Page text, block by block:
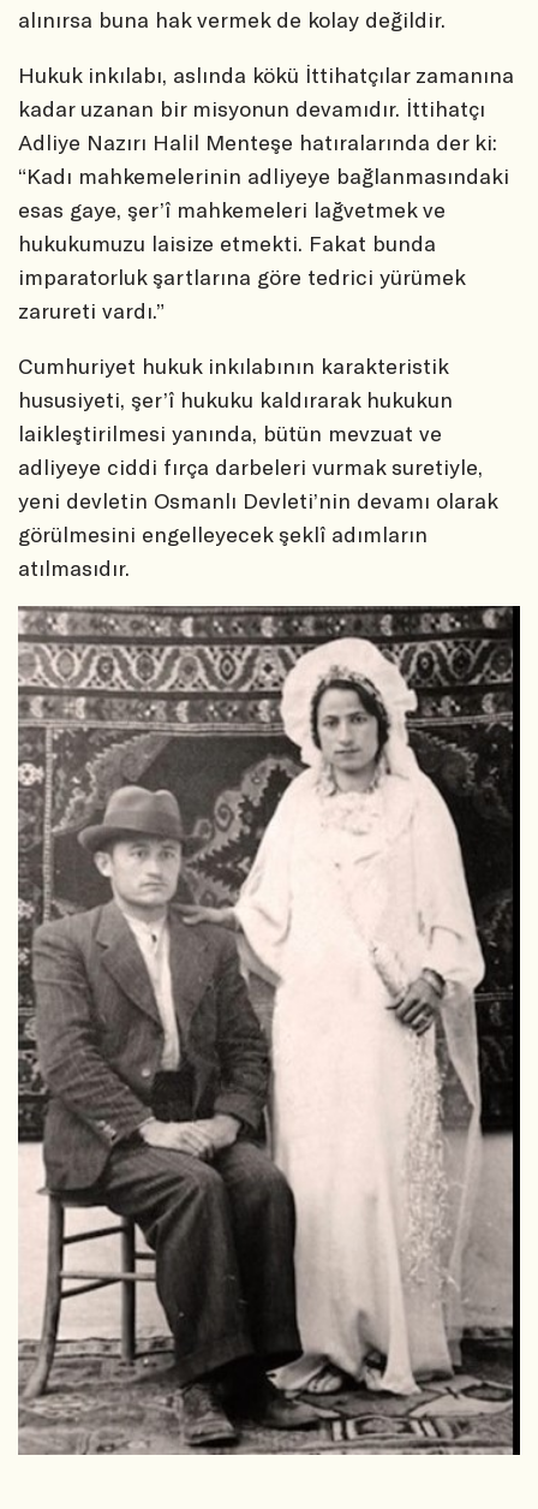
alınırsa buna hak vermek de kolay değildir.
Hukuk inkılabı, aslında kökü İttihatçılar zamanına
kadar uzanan bir misyonun devamıdır. İttihatçı
Adliye Nazırı Halil Menteşe hatıralarında der ki:
“Kadı mahkemelerinin adliyeye bağlanmasındaki
esas gaye, şer’î mahkemeleri lağvetmek ve
hukukumuzu laisize etmekti. Fakat bunda
imparatorluk şartlarına göre tedrici yürümek
zarureti vardı.”
Cumhuriyet hukuk inkılabının karakteristik
hususiyeti, şer’î hukuku kaldırarak hukukun
laikleştirilmesi yanında, bütün mevzuat ve
adliyeye ciddi fırça darbeleri vurmak suretiyle,
yeni devletin Osmanlı Devleti’nin devamı olarak
görülmesini engelleyecek şeklî adımların
atılmasıdır.